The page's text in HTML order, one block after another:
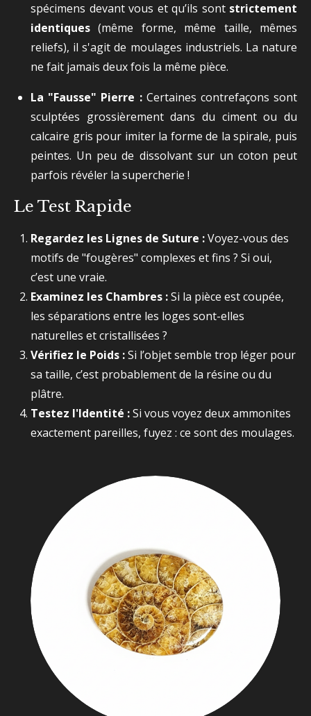
spécimens devant vous et qu’ils sont strictement
identiques (même forme, même taille, mêmes
reliefs), il s'agit de moulages industriels. La nature
ne fait jamais deux fois la même pièce.
La "Fausse" Pierre :Certaines contrefaçons sont
sculptées grossièrement dans du ciment ou du
calcaire gris pour imiter la forme de la spirale, puis
peintes. Un peu de dissolvant sur un coton peut
parfois révéler la supercherie !
Le Test Rapide
Regardez les Lignes de Suture :Voyez-vous des
motifs de "fougères" complexes et fins ? Si oui,
c’est une vraie.
Examinez les Chambres :Si la pièce est coupée,
les séparations entre les loges sont-elles
naturelles et cristallisées ?
Vérifiez le Poids :Si l’objet semble trop léger pour
sa taille, c’est probablement de la résine ou du
plâtre.
Testez l'Identité :Si vous voyez deux ammonites
exactement pareilles, fuyez : ce sont des moulages.